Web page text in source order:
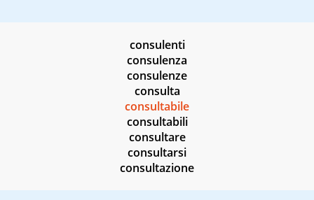
consulenti
consulenza
consulenze
consulta
consultabile
consultabili
consultare
consultarsi
consultazione